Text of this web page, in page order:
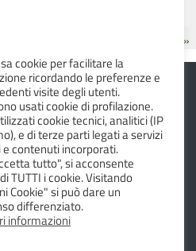
SET »
DI ALBINEA
Albinea (R.E.)
590236
cookie per facilitare la
ricordando le preferenze e
visite degli utenti.
usati cookie di profilazione.
cookie tecnici, analitici (IP
e di terze parti legati a servizi
contenuti incorporati.
tutto", si acconsente
TUTTI i cookie. Visitando
Cookie" si può dare un
differenziato.
informazioni